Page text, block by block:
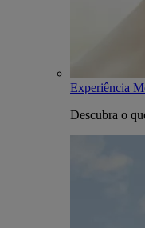
Experiência
Descubra o